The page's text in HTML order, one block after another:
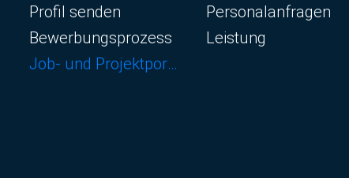
Navigation überspringen
Profil senden
Bewerbungsprozess
Job- und Projektportal
Navigation überspringen
Personalanfragen
Leistung